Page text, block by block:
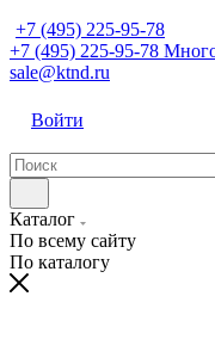
+7 (495) 225-95-78
+7 (495) 225-95-78
sale@ktnd.ru
Войти
Каталог
По всему сайту
По каталогу